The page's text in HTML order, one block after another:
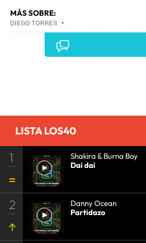
MÁS SOBRE:
DIEGO TORRES •
LISTA LOS40
1
Shakira & Burna Boy
Dai dai
2
Danny Ocean
Partidazo